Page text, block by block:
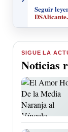
Seguir
SIGUE LA
Noticias